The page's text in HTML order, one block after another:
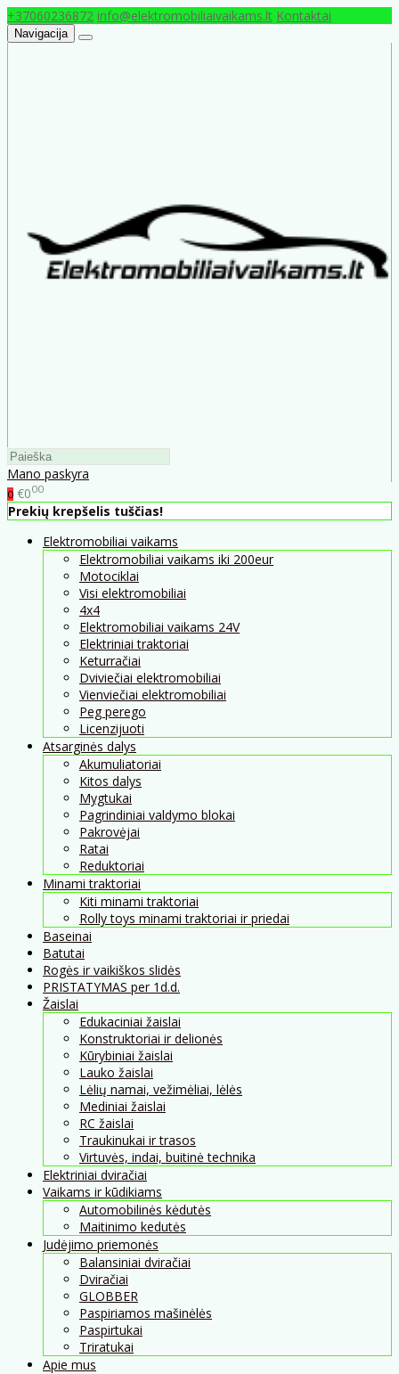
+37060236872 info@elektromobiliaivaikams.lt Kontaktai
Navigacija
Mano paskyra
0 €000
Prekių krepšelis tuščias!
Elektromobiliai vaikams
Elektromobiliai vaikams iki 200eur
Motociklai
Visi elektromobiliai
4x4
Elektromobiliai vaikams 24V
Elektriniai traktoriai
Keturračiai
Dviviečiai elektromobiliai
Vienviečiai elektromobiliai
Peg perego
Licenzijuoti
Atsarginės dalys
Akumuliatoriai
Kitos dalys
Mygtukai
Pagrindiniai valdymo blokai
Pakrovėjai
Ratai
Reduktoriai
Minami traktoriai
Kiti minami traktoriai
Rolly toys minami traktoriai ir priedai
Baseinai
Batutai
Rogės ir vaikiškos slidės
PRISTATYMAS per 1d.d.
Žaislai
Edukaciniai žaislai
Konstruktoriai ir delionės
Kūrybiniai žaislai
Lauko žaislai
Lėlių namai, vežimėliai, lėlės
Mediniai žaislai
RC žaislai
Traukinukai ir trasos
Virtuvės, indai, buitinė technika
Elektriniai dviračiai
Vaikams ir kūdikiams
Automobilinės kėdutės
Maitinimo kedutės
Judėjimo priemonės
Balansiniai dviračiai
Dviračiai
GLOBBER
Paspiriamos mašinėlės
Paspirtukai
Triratukai
Apie mus